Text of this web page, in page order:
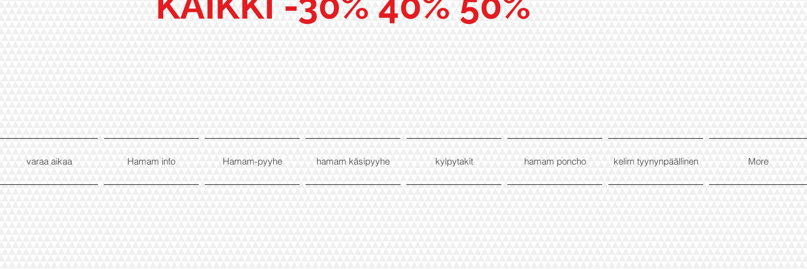
varaa aikaa Hamam info Hamam-pyyhe hamam käsipyyhe kylpytakit hamam poncho kelim tyynynpäällinen More